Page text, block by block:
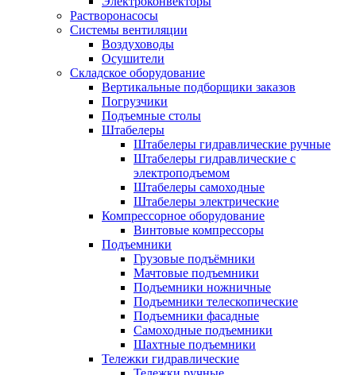
Растворонасосы
Системы вентиляции
Воздуховоды
Осушители
Складское оборудование
Вертикальные подборщики заказов
Погрузчики
Подъемные столы
Штабелеры
Штабелеры гидравлические ручные
Штабелеры гидравлические с
электроподъемом
Штабелеры самоходные
Штабелеры электрические
Компрессорное оборудование
Винтовые компрессоры
Подъемники
Грузовые подъёмники
Мачтовые подъемники
Подъемники ножничные
Подъемники телескопические
Подъемники фасадные
Самоходные подъемники
Шахтные подъемники
Тележки гидравлические